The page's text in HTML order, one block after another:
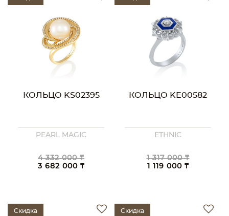
КОЛЬЦО KS02395
PEARL MAGIC
4 332 000 ₸
3 682 000 ₸
КОЛЬЦО KE00582
ETHNIC
1 317 000 ₸
1 119 000 ₸
Скидка Скидка